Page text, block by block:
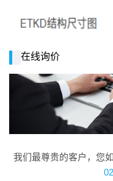
在线询价
我们最尊贵的客户，您